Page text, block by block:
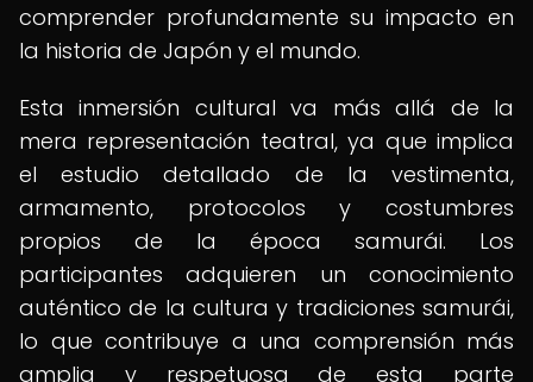
comprender profundamente su impacto en
la historia de Japón y el mundo.
Esta inmersión cultural va más allá de la
mera representación teatral, ya que implica
el estudio detallado de la vestimenta,
armamento, protocolos y costumbres
propios de la época samurái. Los
participantes adquieren un conocimiento
auténtico de la cultura y tradiciones samurái,
lo que contribuye a una comprensión más
amplia y respetuosa de esta parte